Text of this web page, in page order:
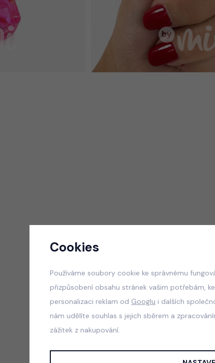
Cookies
Používáme soubory cookie ke správnému
přizpůsobení obsahu stránek vašim potřebám,
personalizaci reklam od Googlu i dalších
nám udělíte souhlas s jejich sběrem a
zážitek z nakupování.